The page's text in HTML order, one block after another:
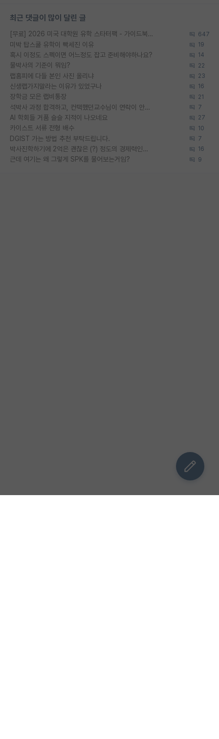
최근 댓글이 많이 달린 글
[무료] 2026 미국 대학원 유학 스타터팩 - 가이드북 & 합격자 컨택메일 템플릿 647
미박 탑스쿨 유학이 빡세진 이유 19
혹시 이정도 스펙이면 어느정도 잡고 준비해야하나요? 14
물박사의 기준이 뭐임? 22
랩홈피에 다들 본인 사진 올리냐 23
신생랩가지말라는 이유가 있었구나 16
장학금 모은 랩비통장 21
석박사 과정 합격하고, 컨택했던교수님이 연락이 안됩니다... 7
AI 학회들 거품 슬슬 지적이 나오네요 27
카이스트 서류 전형 배수 10
DGIST 가는 방법 추천 부탁드립니다. 7
박사진학하기에 2억은 괜찮은 (?) 정도의 경제력인가요 16
근데 여기는 왜 그렇게 SPK를 물어보는거임? 9